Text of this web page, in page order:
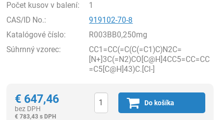
Počet kusov v balení:
1
CAS/ID No.:
919102-70-8
Katalógové číslo:
R003BB0,250mg
Súhrnný vzorec:
CC1=CC(=C(C(=C1)C)N2C=
[N+]3C(=N2)CO[C@H]4CC5=CC=CC
=C5[C@H]43)C.[Cl-]
€ 647,46
bez DPH
€ 783,43 s DPH
Do košíka